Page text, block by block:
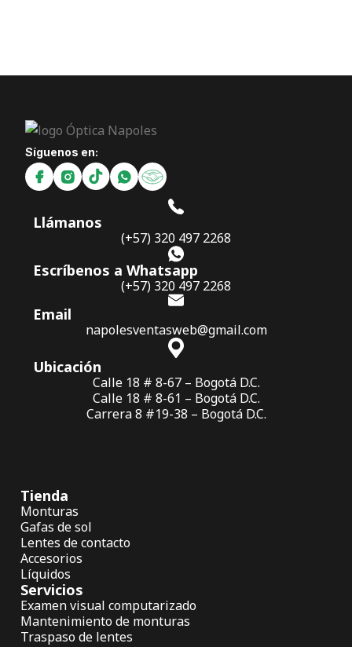
Síguenos en:
Llámanos
(+57) 320 497 2268
Escríbenos a Whatsapp
(+57) 320 497 2268
Email
napolesventasweb@gmail.com
Ubicación
Calle 18 # 8-67 – Bogotá D.C.
Calle 18 # 8-61 – Bogotá D.C.
Carrera 8 #19-38 – Bogotá D.C.
Tienda
Monturas
Gafas de sol
Lentes de contacto
Accesorios
Líquidos
Servicios
Examen visual computarizado
Mantenimiento de monturas
Traspaso de lentes